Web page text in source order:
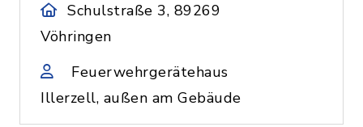
Schulstraße 3, 89269
Vöhringen
Feuerwehrgerätehaus
Illerzell, außen am Gebäude